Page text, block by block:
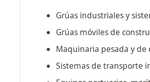
Grúas industriales y
Grúas móviles de
Maquinaria pesada y de
Sistemas de transporte